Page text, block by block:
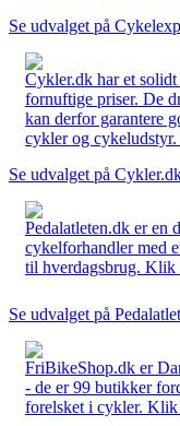
Se udvalget på
Cykler.dk har et
fornuftige priser. De
kan derfor garantere
cykler og
Se udvalget på
Pedalatleten.dk er en
cykelforhandler med
til hverdagsbrug. Klik
Se udvalget på
FriBikeShop.dk er
- de er 99 butikker
forelsket i cykler. Klik